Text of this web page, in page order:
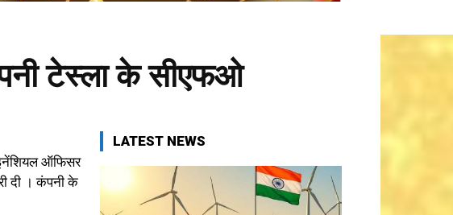
टेस्ला के सीएफओ
ऑफिसर
दी । कंपनी के
LATEST NEWS